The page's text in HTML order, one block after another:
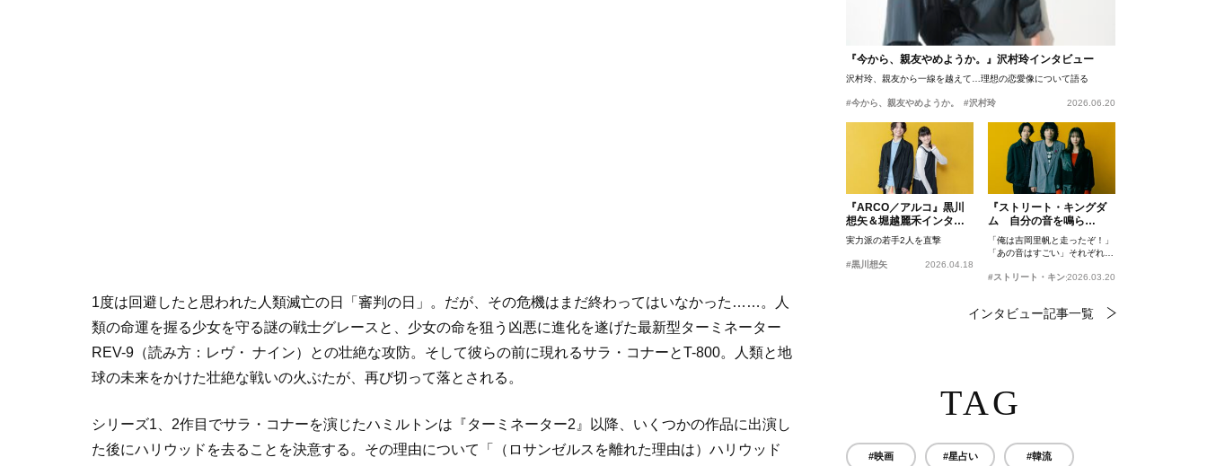
1度は回避したと思われた人類滅亡の日「審判の日」。だが、その危機はまだ終わってはいなかった……。人
類の命運を握る少女を守る謎の戦士グレースと、少女の命を狙う凶悪に進化を遂げた最新型ターミネーター
REV-9（読み方：レヴ・ ナイン）との壮絶な攻防。そして彼らの前に現れるサラ・コナーとT-800。人類と地
球の未来をかけた壮絶な戦いの火ぶたが、再び切って落とされる。
シリーズ1、2作目でサラ・コナーを演じたハミルトンは『ターミネーター2』以降、いくつかの作品に出演し
た後にハリウッドを去ることを決意する。その理由について「（ロサンゼルスを離れた理由は）ハリウッド
『今から、親友やめようか。』沢村玲インタビュー
沢村玲、親友から一線を越えて…理想の恋愛像について語る
#今から、親友やめようか。 #沢村玲 2026.06.20
『ARCO／アルコ』黒川
想矢＆堀越麗禾インタビ
ュー
実力派の若手2人を直撃
#黒川想矢 2026.04.18
『ストリート・キングダ
ム 自分の音を鳴ら
せ。』峯田和伸、若葉竜
也、吉岡里帆インタビュ
ー
「俺は吉岡里帆と走ったぞ！」
「あの音はすごい」それぞれの
#ストリート・キングダム 自分の音を鳴らせ。
2026.03.20
インタビュー記事一覧
TAG
#映画 #星占い #韓流